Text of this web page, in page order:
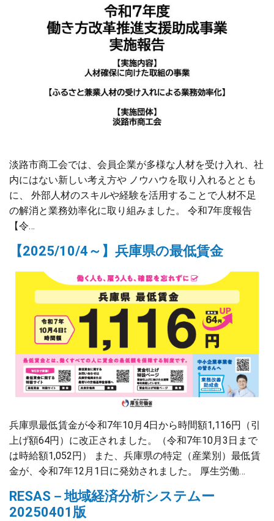
淡路市商工会では、会員企業が多様な人材を受け入れ、社
内にはない新しい考え方や ノウハウを取り入れるととも
に、 外部人材のスキルや経験を活用することで人材不足
の解消と業務効率化に取り組みました。 令和7年度報告
【令…
【2025/10/4～】兵庫県の最低賃金
兵庫県最低賃金が令和7年10月4日から時間額1,116円（引
上げ額64円）に改正されました。（令和7年10月3日まで
は時給額1,052円） また、兵庫県の特定（産業別）最低賃
金が、令和7年12月1日に発効されました。 厚生労働…
RESAS－地域経済分析システムー
20250401版